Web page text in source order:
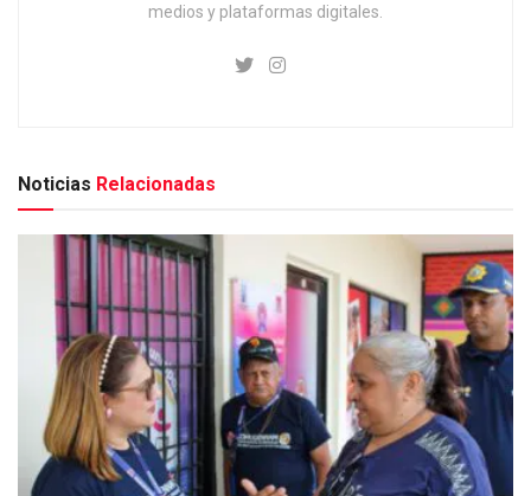
medios y plataformas digitales.
Noticias Relacionadas